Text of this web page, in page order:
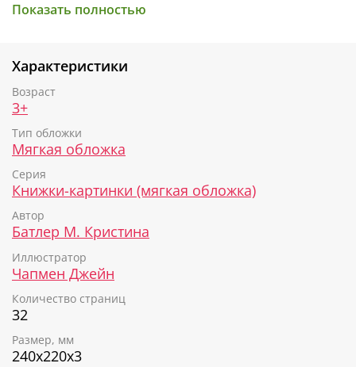
Водяное Чудище! Лягушонок обратился за помощью
они не поняли, что все это время всего лишь
боялись собственной тени. Правильно говорят: «У
страха глаза велики!»
Книги с иллюстрациями Джейн Чапмен:
Как ворчливый барсук полюбил Новый год
Зайчик, который сбежал из дома
Соберите всю коллекцию с превосходными
иллюстрациями Джейн Чапмен!
Скачать чек-лист
Показать полностью
Характеристики
Возраст
3+
Тип обложки
Мягкая обложка
Серия
Книжки-картинки (мягкая обложка)
Автор
Батлер М. Кристина
Иллюстратор
Чапмен Джейн
Количество страниц
32
Размер, мм
240х220х3